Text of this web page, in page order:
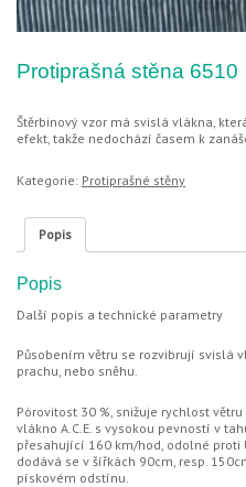
Protiprašná stěna 6510
Štěrbinový vzor má svislá vlákna,
efekt, takže nedochází časem k
Kategorie: Protiprašné stěny
Popis
Popis
Další popis a technické parametry
Působením větru se rozvibrují svislá
prachu, nebo sněhu.
Pórovitost 30 %, snižuje rychlost
vlákno A.C.E. s vysokou pevností v
přesahující 160 km/hod, odolné proti
dodává se v šířkách 90cm, resp.
pískovém odstínu.